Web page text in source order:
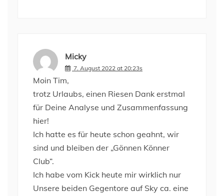
Micky
7. August 2022 at 20:23s
Moin Tim,
trotz Urlaubs, einen Riesen Dank erstmal
für Deine Analyse und Zusammenfassung
hier!
Ich hatte es für heute schon geahnt, wir
sind und bleiben der „Gönnen Könner
Club“.
Ich habe vom Kick heute mir wirklich nur
Unsere beiden Gegentore auf Sky ca. eine